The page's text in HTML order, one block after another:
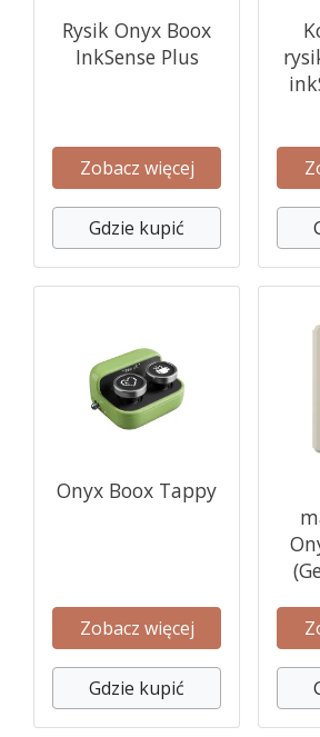
Rysik Onyx Boox
InkSense Plus
Zobacz więcej
Gdzie kupić
Onyx Boox Tappy
Zobacz więcej
Gdzie kupić